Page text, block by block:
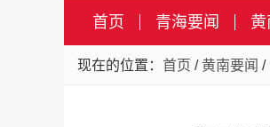
首页 青海要闻 黄
现在的位置： 首页 / 黄南要闻 /